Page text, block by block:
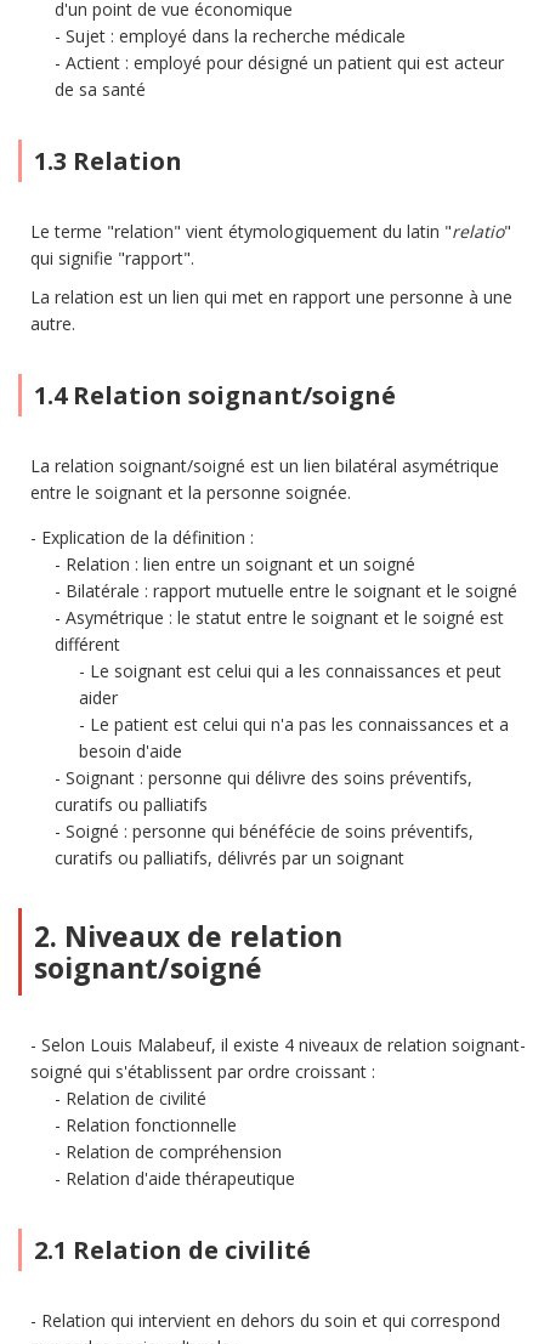
d'un point de vue économique
Sujet : employé dans la recherche médicale
Actient : employé pour désigné un patient qui est acteur
de sa santé
1.3 Relation
Le terme "relation" vient étymologiquement du latin "relatio"
qui signifie "rapport".
La relation est un lien qui met en rapport une personne à une
autre.
1.4 Relation soignant/soigné
La relation soignant/soigné est un lien bilatéral asymétrique
entre le soignant et la personne soignée.
Explication de la définition :
Relation : lien entre un soignant et un soigné
Bilatérale : rapport mutuelle entre le soignant et le soigné
Asymétrique : le statut entre le soignant et le soigné est
différent
Le soignant est celui qui a les connaissances et peut
aider
Le patient est celui qui n'a pas les connaissances et a
besoin d'aide
Soignant : personne qui délivre des soins préventifs,
curatifs ou palliatifs
Soigné : personne qui bénéfécie de soins préventifs,
curatifs ou palliatifs, délivrés par un soignant
2. Niveaux de relation
soignant/soigné
Selon Louis Malabeuf, il existe 4 niveaux de relation soignant-
soigné qui s'établissent par ordre croissant :
Relation de civilité
Relation fonctionnelle
Relation de compréhension
Relation d'aide thérapeutique
2.1 Relation de civilité
Relation qui intervient en dehors du soin et qui correspond